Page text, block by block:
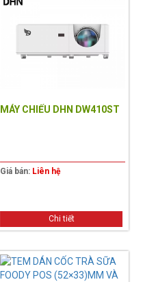
MÁY CHIẾU DHN DW410ST
Giá bán: Liên hệ
Chi tiết